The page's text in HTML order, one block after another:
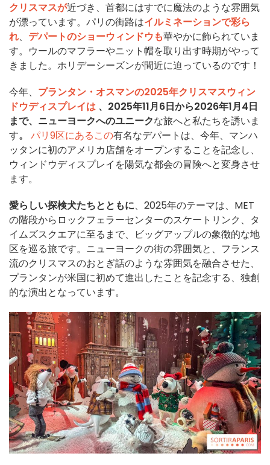
クリスマスが近づき、首都にはすでに魔法のような雰囲気
が漂っています。パリの街路はイルミネーションで彩ら
れ、 デパートのショーウィンドウも華やかに飾られていま
す。ウールのマフラーやニット帽を取り出す時期がやって
きました。ホリデーシーズンが間近に迫っているのです！
今年、 プランタン・オスマンの2025年クリスマスウィン
ドウディスプレイは 、2025年11月6日から2026年1月4日
まで、ニューヨークへのユニークな旅へと私たちを誘いま
す。 パリ9区にあるこの有名なデパートは、今年、マンハ
ッタンに初のアメリカ店舗をオープンすることを記念し、
ウィンドウディスプレイを陽気な都会の冒険へと変身させ
ます。
愛らしい探検犬たちとともに、2025年のテーマは、MET
の階段からロックフェラーセンターのスケートリンク、タ
イムズスクエアに至るまで、ビッグアップルの象徴的な地
区を巡る旅です。ニューヨークの街の雰囲気と、フランス
流のクリスマスのおとぎ話のような雰囲気を融合させた、
プランタンが米国に初めて進出したことを記念する、独創
的な演出となっています。